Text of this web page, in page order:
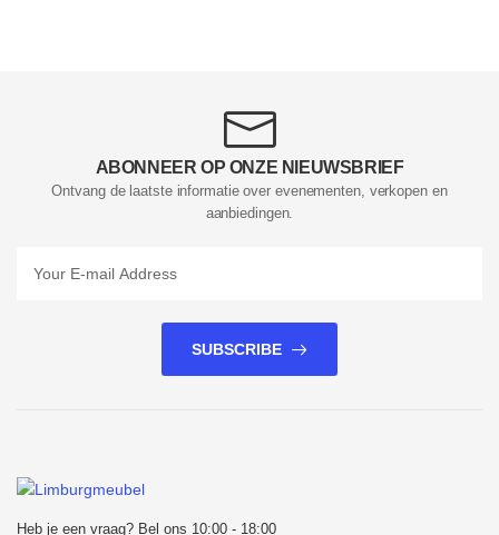
ABONNEER OP ONZE NIEUWSBRIEF
Ontvang de laatste informatie over evenementen, verkopen en
aanbiedingen.
SUBSCRIBE
Heb je een vraag? Bel ons 10:00 - 18:00